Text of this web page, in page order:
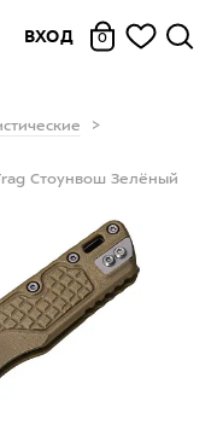
ВХОД 0
Стоунвош Зелёный